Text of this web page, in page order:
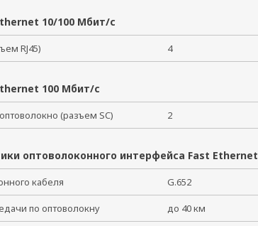
8GTX
10/100 Мбит/с
RJ45) 4
100 Мбит/с
(разъем SC) 2
оптоволоконного интерфейса Fast Ethernet
кабеля G.652
по оптоволокну до 40 км